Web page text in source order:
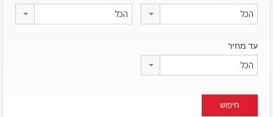
הכל הכל
עד מחיר
הכל